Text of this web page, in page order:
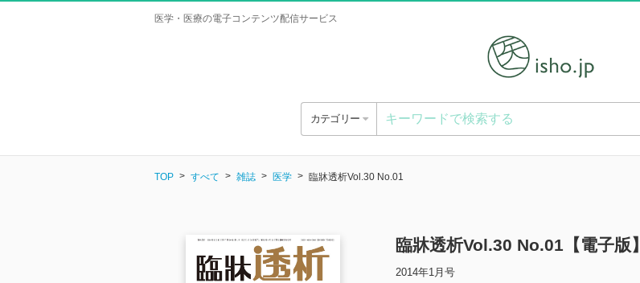
医学・医療の電子コンテンツ配信サービス
カテゴリー
TOP すべて 雑誌 医学 臨牀透析Vol.30 No.01
臨牀透析Vol.30 No.01【電子版】
2014年1月号